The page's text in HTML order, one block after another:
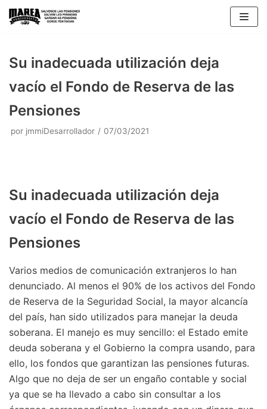
Saltar
Su inadecuada utilización deja
vacío el Fondo de Reserva de las
Pensiones
por jmmiDesarrollador 07/03/2021
Su inadecuada utilización deja
vacío el Fondo de Reserva de las
Pensiones
Varios medios de comunicación extranjeros lo han
denunciado. Al menos el 90% de los activos del Fondo
de Reserva de la Seguridad Social, la mayor alcancía
del país, han sido utilizados para manejar la deuda
soberana. El manejo es muy sencillo: el Estado emite
deuda soberana y el Gobierno la compra usando, para
ello, los fondos que garantizan las pensiones futuras.
Algo que no deja de ser un engaño contable y social
ya que se ha llevado a cabo sin consultar a los